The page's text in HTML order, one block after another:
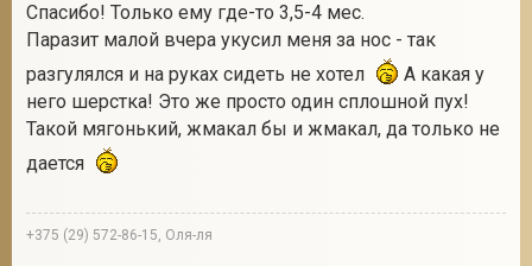
Спасибо! Только ему где-то 3,5-4 мес.
Паразит малой вчера укусил меня за нос - так
разгулялся и на руках сидеть не хотел
А какая у
него шерстка! Это же просто один сплошной пух!
Такой мягонький, жмакал бы и жмакал, да только не
дается
+375 (29) 572-86-15, Оля-ля